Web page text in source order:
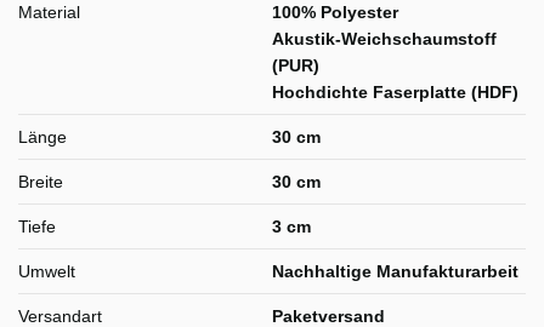
Material
100% Polyester
Akustik-Weichschaumstoff
(PUR)
Hochdichte Faserplatte (HDF)
Länge 30 cm
Breite 30 cm
Tiefe 3 cm
Umwelt Nachhaltige Manufakturarbeit
Versandart Paketversand